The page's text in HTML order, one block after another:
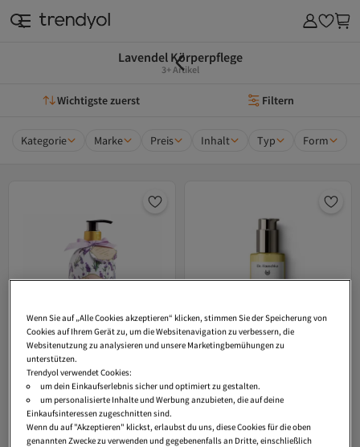
Lavendel Körperpflege
3+ Artikel
Wichtigste zuerst Filtern
Kategorie Marke Preis Inhalt Typ Form
IDC Institute Duftende Gartenhand-
und Körperlotion #warmer Lavendel
Idc Institute 500 ml
Versand kostenlos ab 35€
17,
Dr. Hauschka Schlamm- Und
Versand kostenlos ab 35€
34,12
Wenn Sie auf „Alle Cookies akzeptieren“ klicken, stimmen Sie der Speicherung von
Cookies auf Ihrem Gerät zu, um die Websitenavigation zu verbessern, die
Websitenutzung zu analysieren und unsere Marketingbemühungen zu
unterstützen.
Trendyol verwendet Cookies:
um dein Einkaufserlebnis sicher und optimiert zu gestalten.
um personalisierte Inhalte und Werbung anzubieten, die auf deine
Einkaufsinteressen zugeschnitten sind.
Wenn du auf "Akzeptieren" klickst, erlaubst du uns, diese Cookies für die oben
genannten Zwecke zu verwenden und gegebenenfalls an Dritte, einschließlich